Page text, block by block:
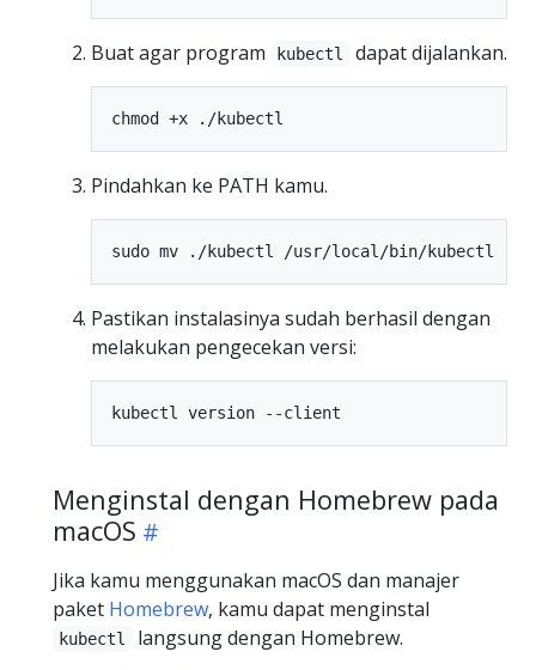
Buat agar program kubectl dapat dijalankan.
Pindahkan ke PATH kamu.
Pastikan instalasinya sudah berhasil dengan
melakukan pengecekan versi:
Menginstal dengan Homebrew pada
macOS
Jika kamu menggunakan macOS dan manajer
paket Homebrew, kamu dapat menginstal
kubectl
langsung dengan Homebrew.